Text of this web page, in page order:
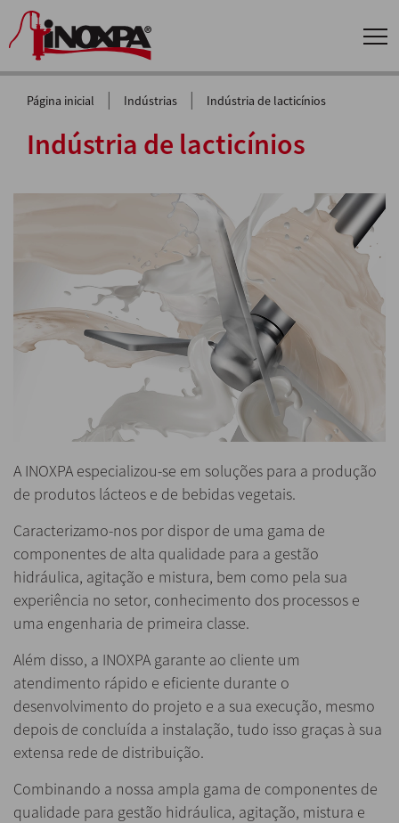
Página inicial | Indústrias | Indústria de lacticínios
Indústria de lacticínios
A INOXPA especializou-se em soluções para a produção
de produtos lácteos e de bebidas vegetais.
Caracterizamo-nos por dispor de uma gama de
componentes de alta qualidade para a gestão
hidráulica, agitação e mistura, bem como pela sua
experiência no setor, conhecimento dos processos e
uma engenharia de primeira classe.
Além disso, a INOXPA garante ao cliente um
atendimento rápido e eficiente durante o
desenvolvimento do projeto e a sua execução, mesmo
depois de concluída a instalação, tudo isso graças à sua
extensa rede de distribuição.
Combinando a nossa ampla gama de componentes de
qualidade para gestão hidráulica, agitação, mistura e